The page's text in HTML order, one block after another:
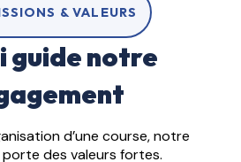
& VALEURS
guide notre
d’une course, notre
des valeurs fortes.